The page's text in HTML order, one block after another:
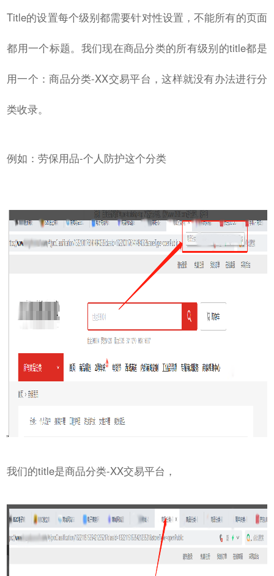
Title的设置每个级别都需要针对性设置，不能所有的页面
都用一个标题。我们现在商品分类的所有级别的title都是
用一个：商品分类-XX交易平台，这样就没有办法进行分
类收录。
例如：劳保用品-个人防护这个分类
我们的title是商品分类-XX交易平台，